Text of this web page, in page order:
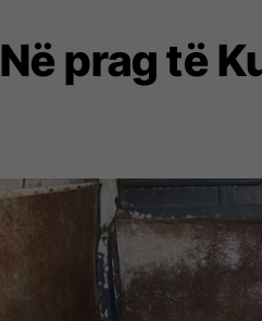
Në prag të